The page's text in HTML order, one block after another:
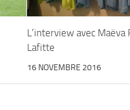
L’interview avec Maëva
Lafitte
16 NOVEMBRE 2016